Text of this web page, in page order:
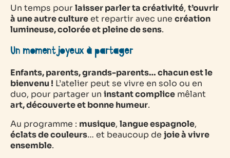
Un temps pourlaisser parler ta créativité, t’ouvrir
à une autre cultureet repartir avec une création
lumineuse, colorée et pleine de sens.
Un moment joyeux à partager
Enfants, parents, grands-parents… chacun est le
bienvenu ! L’atelier peut se vivre en solo ou en
duo, pour partager un instant complice mêlant
art, découverte et bonne humeur.
Au programme : musique, langue espagnole,
éclats de couleurs… et beaucoup de joie à vivre
ensemble.